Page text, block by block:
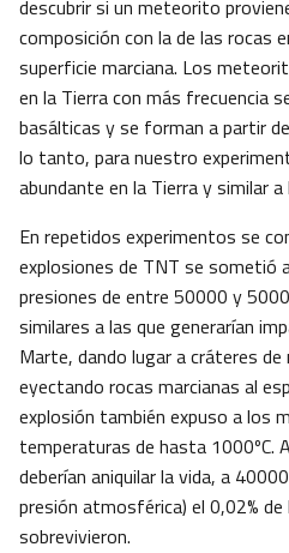
descubrir si un meteorito
composición con la de las rocas
superficie marciana. Los
en la Tierra con más frecuencia
basálticas y se forman a partir
lo tanto, para nuestro
abundante en la Tierra y similar
En repetidos experimentos se
explosiones de TNT se sometió
presiones de entre 50000 y
similares a las que generarían
Marte, dando lugar a cráteres
eyectando rocas marcianas al
explosión también expuso a los
temperaturas de hasta 1000ºC.
deberían aniquilar la vida, a
presión atmosférica) el 0,02%
sobrevivieron.